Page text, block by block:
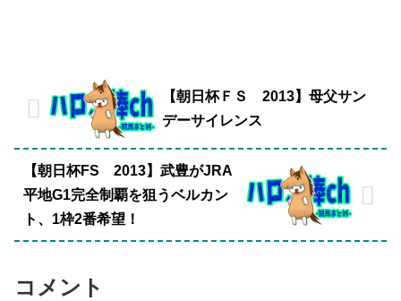
【朝日杯ＦＳ 2013】母父サン
デーサイレンス
【朝日杯FS 2013】武豊がJRA
平地G1完全制覇を狙うベルカン
ト、1枠2番希望！
コメント